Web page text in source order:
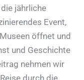
jährliche
Event,
öffnet und
und Geschichte
nehmen wir